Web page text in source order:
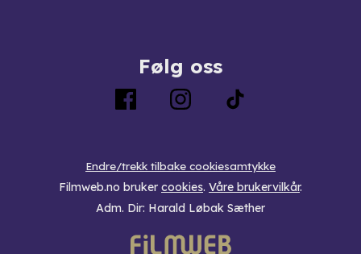
Følg oss
Endre/trekk tilbake cookiesamtykke
Filmweb.no bruker cookies. Våre brukervilkår.
Adm. Dir: Harald Løbak Sæther